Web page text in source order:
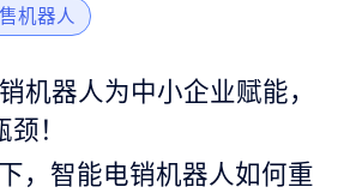
机器人
机器人为中小企业赋能，
！
，智能电销机器人如何重